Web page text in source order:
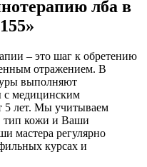
лба в
– это шаг к обретению
отражением. В
выполняют
с медицинским
5 лет. Мы учитываем
тип кожи и Ваши
мастера регулярно
курсах и